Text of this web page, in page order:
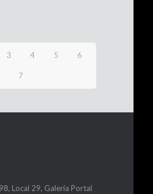
3 4 5 6
7
Local 29, Galería Portal